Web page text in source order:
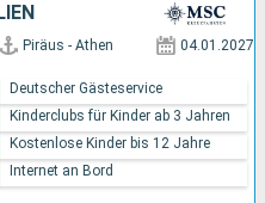
Piräus - Athen 04.01.2027
Deutscher Gästeservice
Kinderclubs für Kinder ab 3 Jahren
Kostenlose Kinder bis 12 Jahre
Internet an Bord